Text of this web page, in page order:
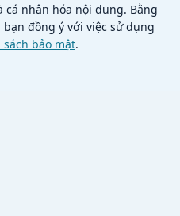
nhân hóa nội dung. Bằng
đồng ý với việc sử dụng
sách bảo mật.